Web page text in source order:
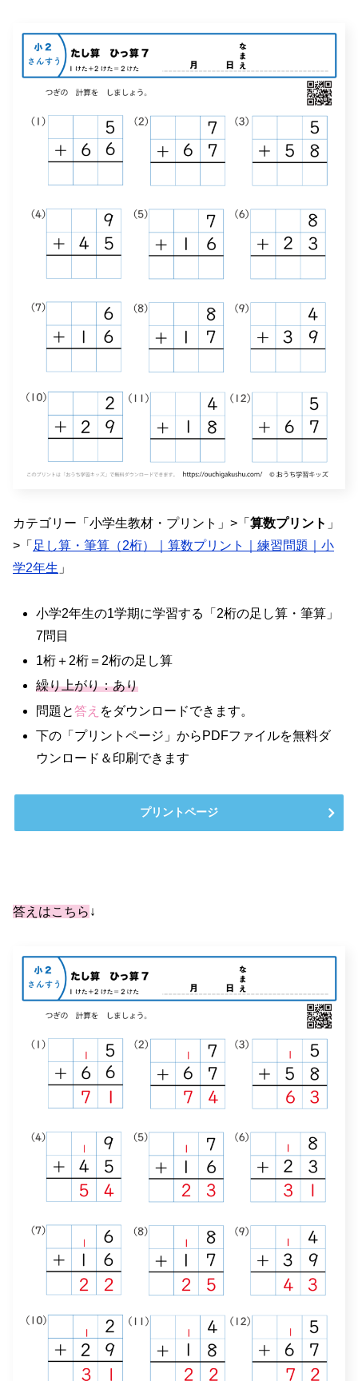
カテゴリー「小学生教材・プリント」>「 算数プリント 」
>「 足し算・筆算（2桁）｜算数プリント｜練習問題｜小
学2年生 」
小学2年生の1学期に学習する「2桁の足し算・筆算」
7問目
1桁＋2桁＝2桁の足し算
繰り上がり：あり
問題と答え をダウンロードできます。
下の「プリントページ」からPDFファイルを無料ダ
ウンロード＆印刷できます
プリントページ
答えはこちら ↓